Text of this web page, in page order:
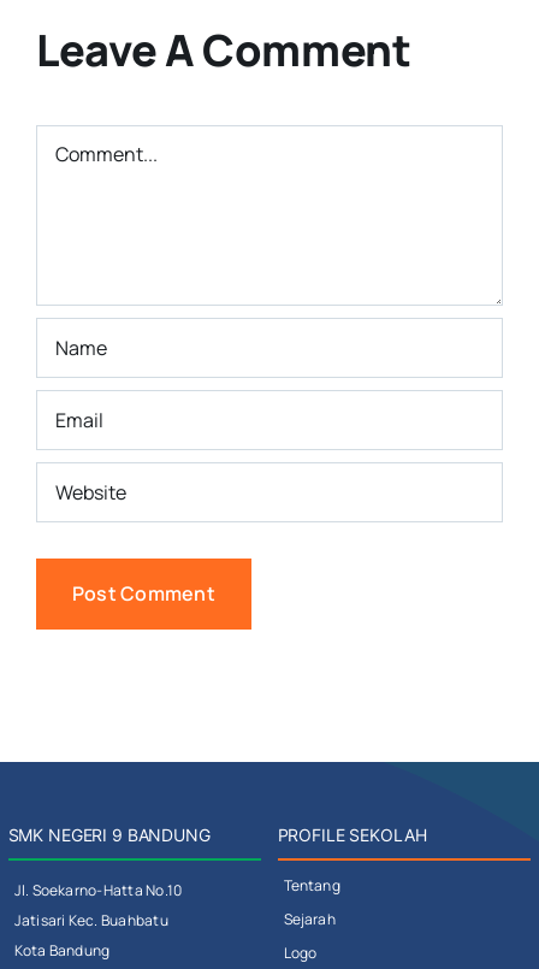
Masa Depan
Bandung
Leave A Comment
Comment
SMK NEGERI 9 BANDUNG
Jl. Soekarno-Hatta No.10
Jatisari Kec. Buahbatu
Kota Bandung
PROFILE SEKOLAH
Tentang
Sejarah
Logo